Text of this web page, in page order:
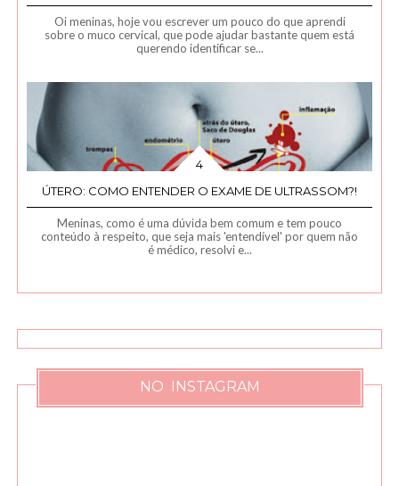
Oi meninas, hoje vou escrever um pouco do que aprendi
sobre o muco cervical, que pode ajudar bastante quem está
querendo identificar se...
ÚTERO: COMO ENTENDER O EXAME DE ULTRASSOM?!
Meninas, como é uma dúvida bem comum e tem pouco
conteúdo à respeito, que seja mais 'entendível' por quem não
é médico, resolvi e...
NO INSTAGRAM